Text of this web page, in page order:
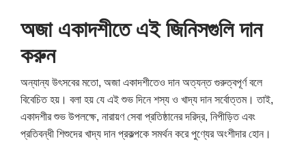
অজা একাদশীতে এই জিনিসগুলি দান
করুন
অন্যান্য উৎসবের মতো, অজা একাদশীতেও দান অত্যন্ত গুরুত্বপূর্ণ বলে
বিবেচিত হয়। বলা হয় যে এই শুভ দিনে শস্য ও খাদ্য দান সর্বোত্তম। তাই,
একাদশীর শুভ উপলক্ষে, নারায়ণ সেবা প্রতিষ্ঠানের দরিদ্র, নিপীড়িত এবং
প্রতিবন্ধী শিশুদের খাদ্য দান প্রকল্পকে সমর্থন করে পুণ্যের অংশীদার হোন।